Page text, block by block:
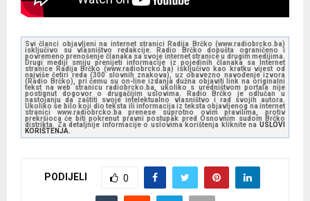
Svi članci objavljeni na internet stranici Radija Brčko (www.radiobrcko.ba)
isključivo su vlasništvo redakcije. Radio Brčko dopušta ograničeno i
povremeno prenošenje članaka sa svoje internet stranice u drugim medijima.
Drugi mediji smiju prenijeti informacije iz pojedinih članaka sa Internet
stranice Radija Brčko (www.radiobrcko.ba) isključivo kao kratku vijest od
najviše četiri reda (300 slovnih znakova), uz obavezno navođenje izvora
(Radio Brčko), pri čemu su on-line izdanja dužna objaviti link na originalni
tekst na web stranicu radiobrcko.ba, ukoliko s uredništvom portala nije
postignut dogovor o drugačijim uslovima. Radio Brčko je odlučan u
nastojanju da zaštiti svoje intelektualno vlasništvo i rad svojih autora.
Ukoliko se bilo koji dio teksta ili informacija iz teksta objavljenog na internet
stranici www.radiobrcko.ba prenese suprotno ovim pravilima, protiv
prekršioca će biti pokrenut pravni postupak pred Osnovnim sudom Brčko
distrikta. Za detaljnije informacije o uslovima korištenja kliknite na USLOVI
KORIŠTENJA.
PODIJELI 0